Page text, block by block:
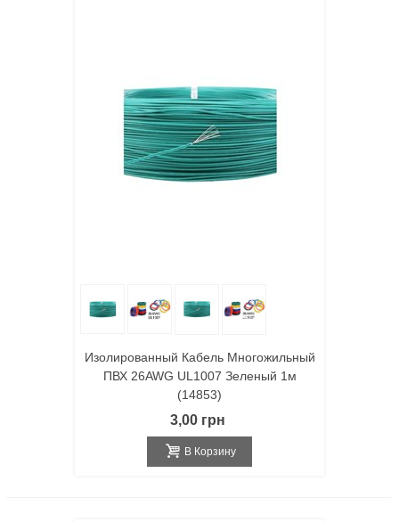
Изолированный Кабель Многожильный
ПВХ 26AWG UL1007 Зеленый 1м
(14853)
3,00 грн
В Корзину